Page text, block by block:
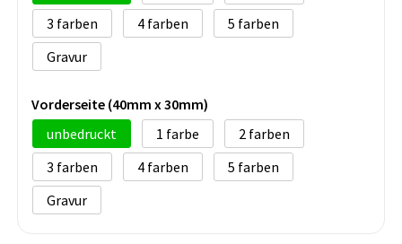
3
4
5
Gravur
Vorderseite (40mm x 30mm)
unbedruckt
1
2
3
4
5
Gravur